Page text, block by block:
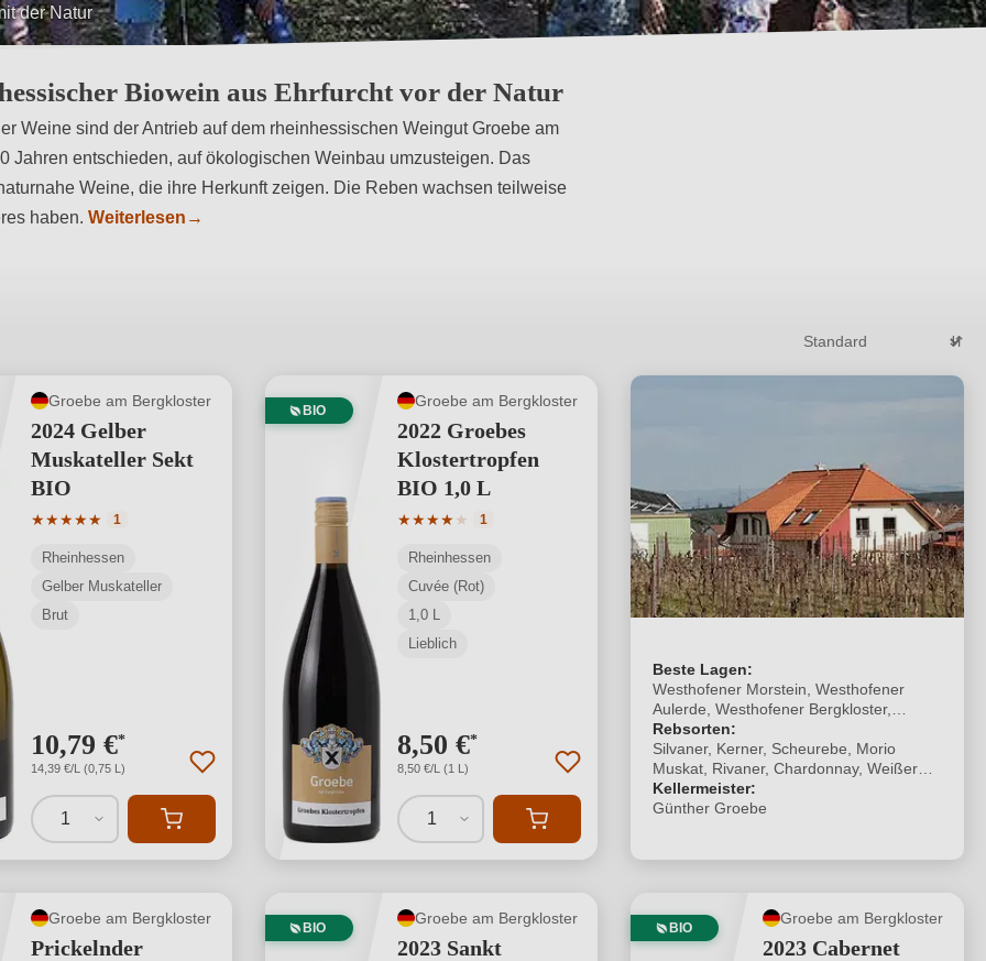
Biowein aus Ehrfurcht vor der Natur
Weine sind der Antrieb auf dem rheinhessischen Weingut Groebe am
Jahren entschieden, auf ökologischen Weinbau umzusteigen. Das
Weine, die ihre Herkunft zeigen. Die Reben wachsen teilweise
haben. Weiterlesen →
Groebe am Bergkloster
2024 Gelber
Muskateller Sekt
BIO
★★★★★
Durchschnittliche Bewertung von 5 von 5 Sternen
1
Rheinhessen
Gelber Muskateller
Brut
10,79 €*
14,39 €/L (0,75 L)
1
BIO
Groebe am Bergkloster
2022 Groebes
Klostertropfen
BIO 1,0 L
★★★★★
Durchschnittliche Bewertung von 4 von 5 Sternen
1
Rheinhessen
Cuvée (Rot)
1,0 L
Lieblich
8,50 €*
8,50 €/L (1 L)
1
Beste Lagen:
Westhofener Morstein, Westhofener
Aulerde, Westhofener Bergkloster,
Westhofener Steingrube, Bechtheimer
Heilig Kreuz, Gundersheimer Königstuhl
Rebsorten:
Silvaner, Kerner, Scheurebe, Morio
Muskat, Rivaner, Chardonnay, Weißer
Burgunder, Riesling, Grauer Burgunder,
Huxelrebe, Sankt Laurent,
Kellermeister:
Günther Groebe
Groebe am Bergkloster
Prickelnder
BIO
Groebe am Bergkloster
2023 Sankt
BIO
Groebe am Bergkloster
2023 Cabernet